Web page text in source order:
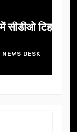
टिहरी
DESK